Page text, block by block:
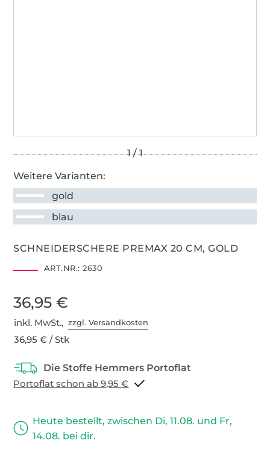
Weitere Varianten:
gold
blau
SCHNEIDERSCHERE PREMAX 20 CM, GOLD
ART.NR.: 2630
36,95 €
inkl. MwSt.,zzgl. Versandkosten
36,95 € / Stk
Portoflat schon ab 9,95 €
Heute bestellt, zwischen Di, 11.08. und Fr,
14.08. bei dir.